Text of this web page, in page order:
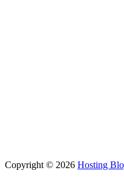
Copyright © 2026 Hosting